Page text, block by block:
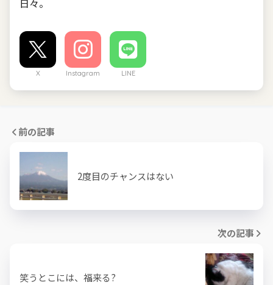
日々。
X Instagram LINE
前の記事
2度目のチャンスはない
次の記事
笑うとこには、福来る?